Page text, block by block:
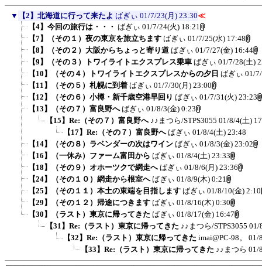
▼ 【2】北海道に行って来たよ ばぎぃ 01/7/23(月) 23:30≪
【4】今回の旅行は・・・ ばぎぃ 01/7/24(火) 18:21
【7】（その１）夜の東京を旅立ちます ばぎぃ 01/7/25(水) 17:48
【8】（その２）大阪からちょっと寄り道 ばぎぃ 01/7/27(金) 16:44
【9】（その３）トワイライトエクスプレス乗車 ばぎぃ 01/7/28(土)
【10】（その４）トワイライトエクスプレスからの夕日 ばぎぃ 01/
【11】（その５）札幌に到着 ばぎぃ 01/7/30(月) 23:00
【12】（その６）小樽・新千歳空港早回り ばぎぃ 01/7/31(火) 23:23
【13】（その７）富良野へばぎぃ 01/8/3(金) 0:23
【15】Re:（その７）富良野へ ♪♪まつら/STPS3055 01/8/4(土)
【17】Re:（その７）富良野へばぎぃ 01/8/4(土) 23:48
【14】（その８）ラベンダーの次はワイン ばぎぃ 01/8/3(金) 23:02
【16】（一休み）ファーム富田から ばぎぃ 01/8/4(土) 23:33
【18】（その９）オホーツクで網走へばぎぃ 01/8/6(月) 23:36
【24】（その１０）網走から根室へばぎぃ 01/8/9(木) 0:21
【25】（その１１）本土の東端を目指します ばぎぃ 01/8/10(金) 2:10
【29】（その１２）帰途につきます ばぎぃ 01/8/16(木) 0:30
【30】（ラスト）東京に帰ってきた ばぎぃ 01/8/17(金) 16:47
【31】Re:（ラスト）東京に帰ってきた ♪♪まつら/STPS3055 01/
【32】Re:（ラスト）東京に帰ってきた imai@PC-98。 01/
【33】Re:（ラスト）東京に帰ってきた ♪♪まつら 01/